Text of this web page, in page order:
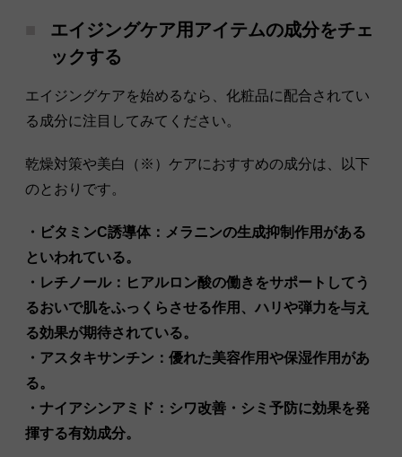
エイジングケア用アイテムの成分をチェ
ックする
エイジングケアを始めるなら、化粧品に配合されてい
る成分に注目してみてください。
乾燥対策や美白（※）ケアにおすすめの成分は、以下
のとおりです。
・ビタミンC誘導体：メラニンの生成抑制作用がある
といわれている。
・レチノール：ヒアルロン酸の働きをサポートしてう
るおいで肌をふっくらさせる作用、ハリや弾力を与え
る効果が期待されている。
・アスタキサンチン：優れた美容作用や保湿作用があ
る。
・ナイアシンアミド：シワ改善・シミ予防に効果を発
揮する有効成分。